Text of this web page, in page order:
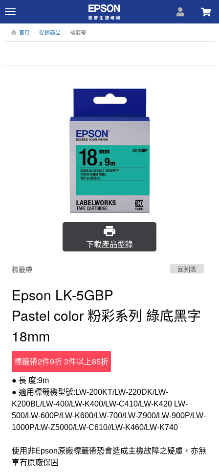
Toggle
navigation
首頁 促銷商品 標籤帶
下載產品型錄
標籤帶 回列表
Epson LK-5GBP
Pastel color 粉彩系列 綠底黑字
18mm
標籤帶2件9折 3件以上85折
● 長 度:9m
● 適用標籤機型號:LW-200KT/LW-220DK/LW-
K200BL/LW-400/LW-K400/LW-C410/LW-K420 LW-
500/LW-600P/LW-K600/LW-700/LW-Z900/LW-900P/LW-
1000P/LW-Z5000/LW-C610//LW-K460/LW-K740
使用非Epson原廠標籤帶恐會造成主機故障之疑慮，亦無
享有原廠保固